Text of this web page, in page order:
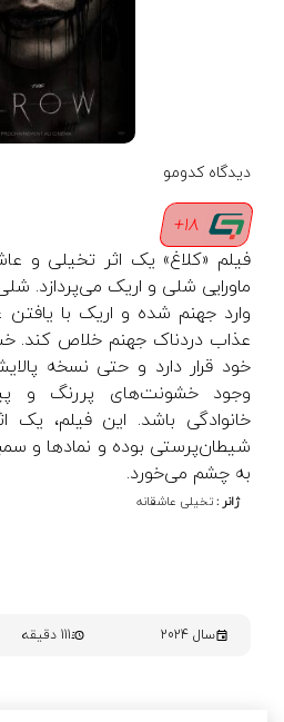
دیدگاه کدومو
18+
فیلم «کلاغ» یک اثر تخیلی و
ماورایی شلی و اریک می‌پردازد.
وارد جهنم شده و اریک با یافتن
عذاب دردناک جهنم خلاص کند.
خود قرار دارد و حتی نسخه
وجود خشونت‌های پررنگ و
خانوادگی باشد. این فیلم،
شیطان‌پرستی بوده و نمادها و
به چشم می‌خورد.
ژانر :تخیلی عاشقانه
سال 2024 111 دقیقه